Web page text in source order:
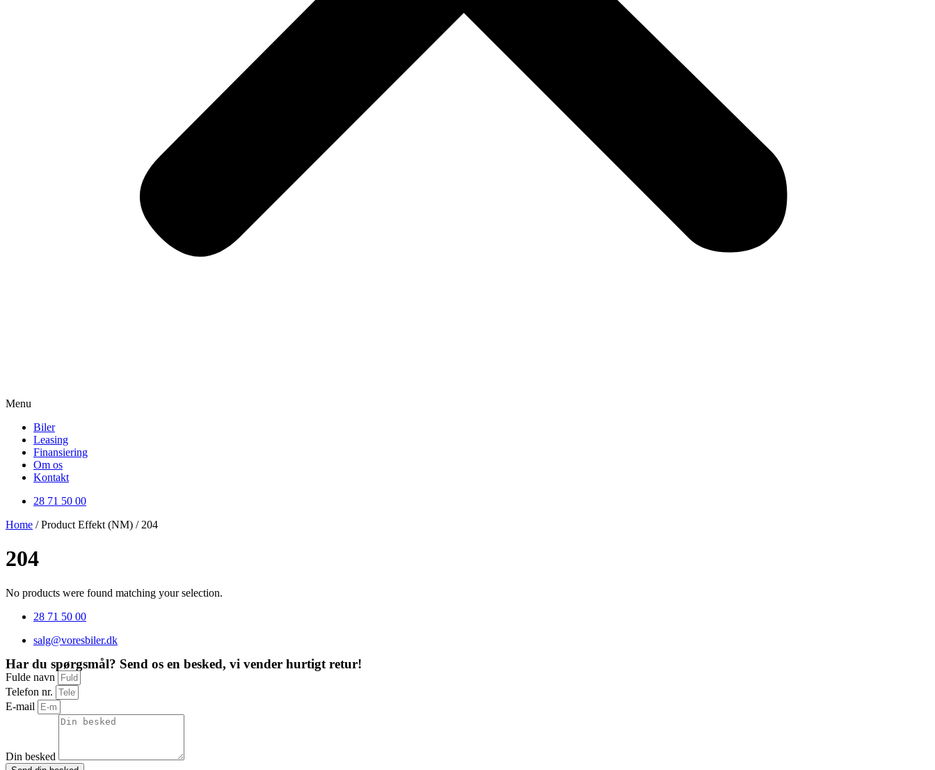
Menu
Biler
Leasing
Finansiering
Om os
Kontakt
28 71 50 00
Home / Product Effekt (NM) / 204
204
No products were found matching your selection.
28 71 50 00
salg@voresbiler.dk
Har du spørgsmål? Send os en besked, vi vender hurtigt retur!
Fulde navn
Telefon nr.
E-mail
Din besked